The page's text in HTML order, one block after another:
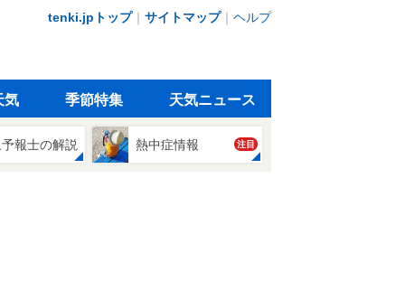
tenki.jpトップ｜ サイトマップ｜ ヘルプ
気 季節特集 天気ニュース
報士の解説 熱中症情報 注目